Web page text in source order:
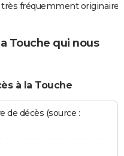
fréquemment originaires
Touche qui nous
à la Touche
de décès (source :